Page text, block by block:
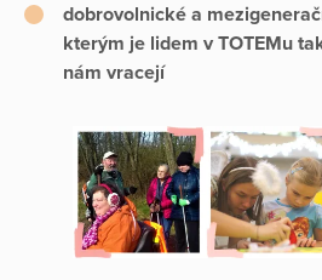
dobrovolnické a
kterým je lidem v TOTEMu
nám vracejí